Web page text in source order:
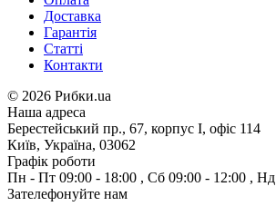
Доставка
Гарантія
Статті
Контакти
© 2026 Рибки.ua
Наша адреса
Берестейський пр., 67, корпус І, офіс 114
Київ, Україна, 03062
Графік роботи
Пн - Пт 09:00 - 18:00 , Сб 09:00 - 12:00 , Нд
Зателефонуйте нам